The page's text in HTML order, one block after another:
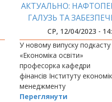
АКТУАЛЬНО:
ГАЛУЗЬ ТА
ФАХІВЦЯМИ
СР, 12/04/2023 -
У новому випуску подкасту
«Економіка освіти»
професорка кафедри
фінансів Інституту
менеджменту
Переглянути